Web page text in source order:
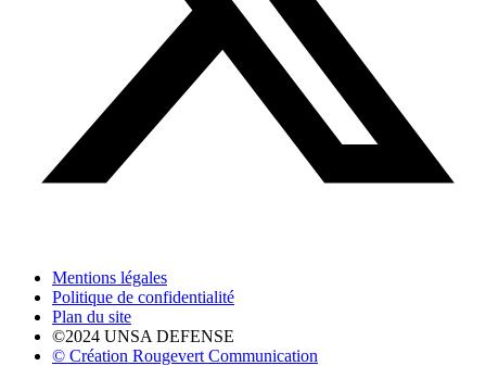
Mentions légales
Politique de confidentialité
Plan du site
©2024 UNSA DEFENSE
© Création Rougevert Communication